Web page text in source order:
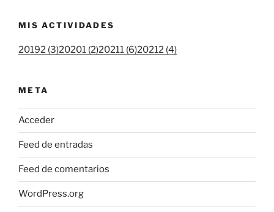
MIS ACTIVIDADES
20192 (3)20201 (2)20211 (6)20212 (4)
META
Acceder
Feed de entradas
Feed de comentarios
WordPress.org